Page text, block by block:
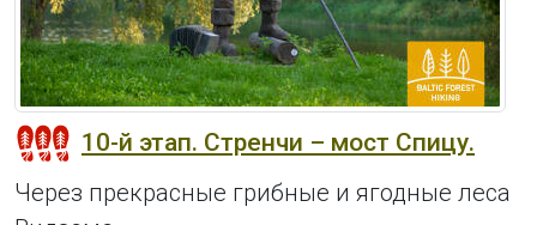
10-й этап. Стренчи – мост Спицу.
Через прекрасные грибные и ягодные леса